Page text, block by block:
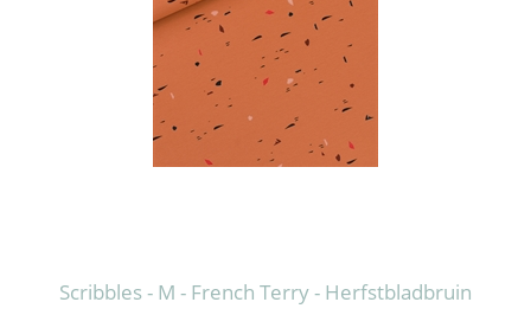
Scribbles - M - French Terry - Herfstbladbruin